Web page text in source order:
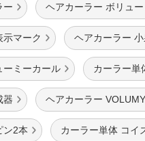
ー ヘアカーラー ボリュ
示マーク ヘアカーラー
ーミーカール カーラー単
器 ヘアカーラー
ン2本 カーラー単体 コイ